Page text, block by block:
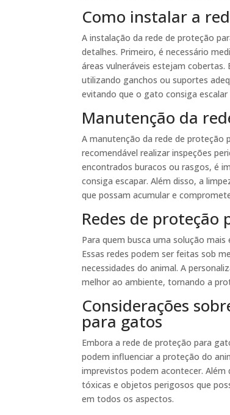
Como instalar a
A instalação da rede de proteção
detalhes. Primeiro, é necessário
áreas vulneráveis estejam
utilizando ganchos ou suportes
evitando que o gato consiga
Manutenção da
A manutenção da rede de proteção
recomendável realizar inspeções
encontrados buracos ou rasgos, é
consiga escapar. Além disso, a
que possam acumular e
Redes de proteção
Para quem busca uma solução
Essas redes podem ser feitas sob
necessidades do animal. A
melhor ao ambiente, tornando a
Considerações
para gatos
Embora a rede de proteção para
podem influenciar a proteção do
imprevistos podem acontecer.
tóxicas e objetos perigosos que
em todos os aspectos.